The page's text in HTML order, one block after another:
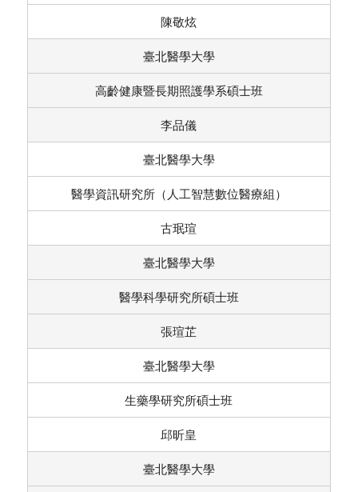
陳敬炫
臺北醫學大學
高齡健康暨長期照護學系碩士班
李品儀
臺北醫學大學
醫學資訊研究所（人工智慧數位醫療組）
古珉瑄
臺北醫學大學
醫學科學研究所碩士班
張瑄芷
臺北醫學大學
生藥學研究所碩士班
邱昕皇
臺北醫學大學